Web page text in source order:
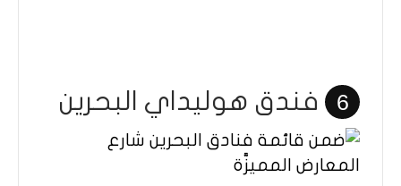
6 فندق هوليداي البحرين